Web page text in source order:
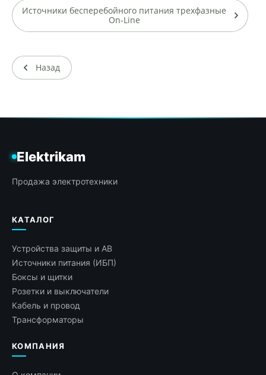
Источники бесперебойного питания трехфазные
On-Line
Назад
Elektrikam
Продажа электротехники
КАТАЛОГ
Устройства защиты и АВ
Источники питания (ИБП)
Боксы и щитки
Розетки и выключатели
Кабель и провод
Трансформаторы
КОМПАНИЯ